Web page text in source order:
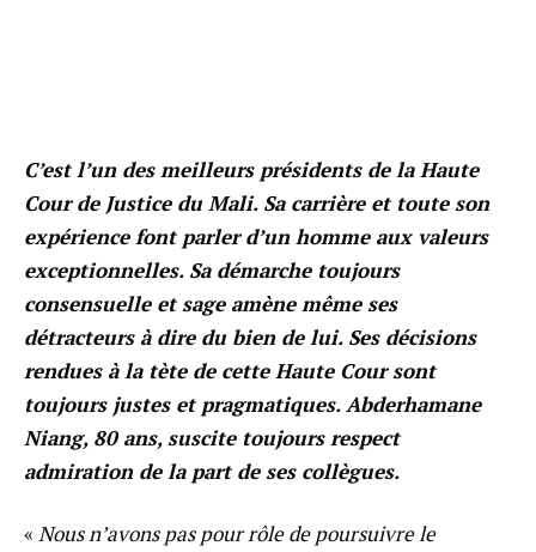
C’est l’un des meilleurs présidents de la Haute
Cour de Justice du Mali. Sa carrière et toute son
expérience font parler d’un homme aux valeurs
exceptionnelles. Sa démarche toujours
consensuelle et sage amène même ses
détracteurs à dire du bien de lui. Ses décisions
rendues à la tète de cette Haute Cour sont
toujours justes et pragmatiques. Abderhamane
Niang, 80 ans, suscite toujours respect
admiration de la part de ses collègues.
« Nous n’avons pas pour rôle de poursuivre le